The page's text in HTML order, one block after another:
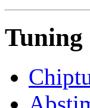
Tuning